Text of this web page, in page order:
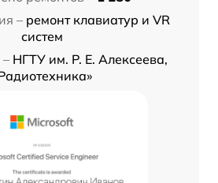
– ремонт клавиатур и VR
систем
НГТУ им. Р. Е. Алексеева,